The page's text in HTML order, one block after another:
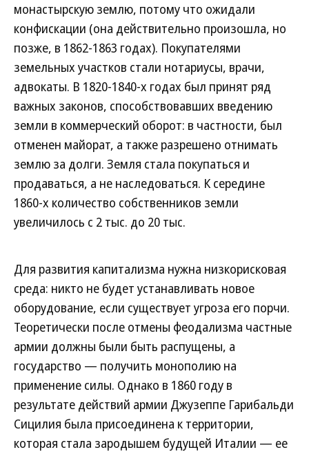
монастырскую землю, потому что ожидали
конфискации (она действительно произошла, но
позже, в 1862-1863 годах). Покупателями
земельных участков стали нотариусы, врачи,
адвокаты. В 1820-1840-х годах был принят ряд
важных законов, способствовавших введению
земли в коммерческий оборот: в частности, был
отменен майорат, а также разрешено отнимать
землю за долги. Земля стала покупаться и
продаваться, а не наследоваться. К середине
1860-х количество собственников земли
увеличилось с 2 тыс. до 20 тыс.
Для развития капитализма нужна низкорисковая
среда: никто не будет устанавливать новое
оборудование, если существует угроза его порчи.
Теоретически после отмены феодализма частные
армии должны были быть распущены, а
государство — получить монополию на
применение силы. Однако в 1860 году в
результате действий армии Джузеппе Гарибальди
Сицилия была присоединена к территории,
которая стала зародышем будущей Италии — ее